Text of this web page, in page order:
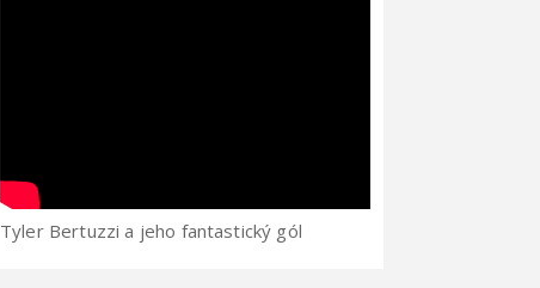
Tyler Bertuzzi a jeho fantastický gól